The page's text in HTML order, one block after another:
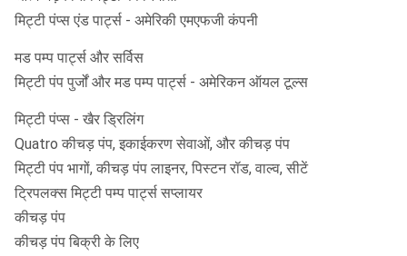
मिट्टी पंप्स एंड पार्ट्स - अमेरिकी एमएफजी कंपनी
मड पम्प पार्ट्स और सर्विस
मिट्टी पंप पुर्जों और मड पम्प पार्ट्स - अमेरिकन ऑयल टूल्स
मिट्टी पंप्स - खैर ड्रिलिंग
Quatro कीचड़ पंप, इकाईकरण सेवाओं, और कीचड़ पंप
मिट्टी पंप भागों, कीचड़ पंप लाइनर, पिस्टन रॉड, वाल्व, सीटें
ट्रिपलक्स मिट्टी पम्प पार्ट्स सप्लायर
कीचड़ पंप
कीचड़ पंप बिक्री के लिए